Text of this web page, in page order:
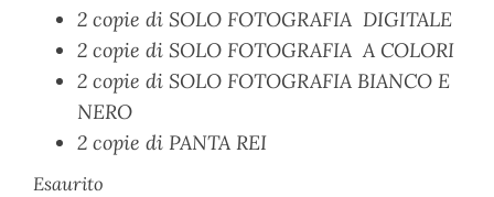
2 copie di SOLO FOTOGRAFIA DIGITALE
2 copie di SOLO FOTOGRAFIA A COLORI
2 copie di SOLO FOTOGRAFIA BIANCO E
NERO
2 copie di PANTA REI
Esaurito